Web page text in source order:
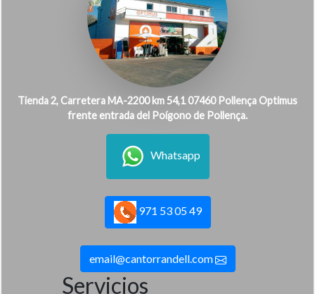
Tienda 2, Carretera MA-2200 km 54,1 07460 Pollença Optimus
frente entrada del Poígono de Pollença.
Whatsapp
971 53 05 49
email@cantorrandell.com
Servicios